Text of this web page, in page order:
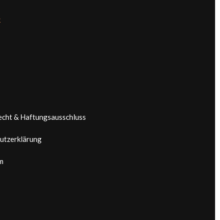
& Haftungsausschluss